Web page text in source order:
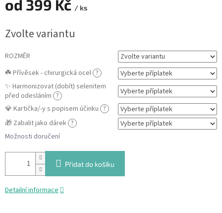
od 399 Kč / ks
cena:
Zvolte variantu
ROZMĚR
☘️ Přívěsek - chirurgická ocel ?
✨ Harmonizovat (dobít) selenitem
před odesláním ?
💎 Kartička/-y s popisem účinku ?
🎁 Zabalit jako dárek ?
Možnosti doručení
Přidat do košíku
Detailní informace